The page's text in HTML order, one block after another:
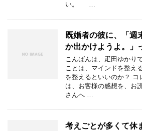
い。 …
既婚者の彼に、「週
か出かけようよ。」
こんばんは、疋田ゆかり
ことは、マインドを整え
を整えるといいのか？
は、お客様の感想を、お
さんへ …
考えごとが多くて休